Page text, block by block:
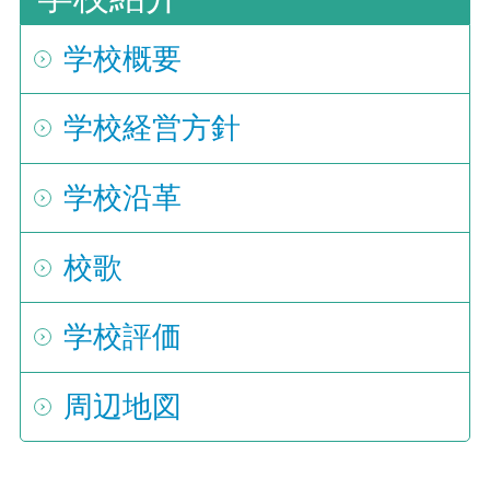
学校概要
学校経営方針
学校沿革
校歌
学校評価
周辺地図